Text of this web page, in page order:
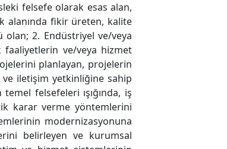
felsefe olarak esas alan,
alanında fikir üreten, kalite
olan; 2. Endüstriyel ve/veya
faaliyetlerin ve/veya hizmet
planlayan, projelerin
iletişim yetkinliğine sahip
felsefeleri ışığında, iş
karar verme yöntemlerini
modernizasyonuna
belirleyen ve kurumsal